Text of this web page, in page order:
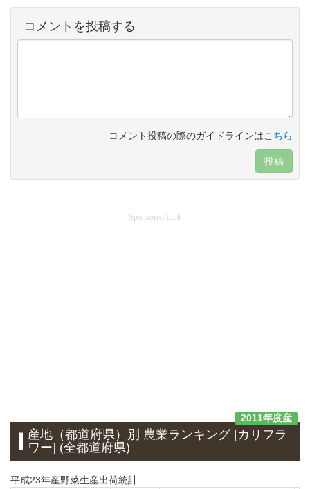
コメントを投稿する
コメント投稿の際のガイドラインはこちら
投稿
Sponsored Link
2011年度産
産地（都道府県）別 農業ランキング [カリフラ
ワー] (全都道府県)
平成23年産野菜生産出荷統計